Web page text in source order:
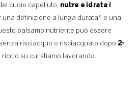
cuoio capelluto, nutre e idrata i
una definizione a lunga durata* e una
balsamo nutriente può essere
risciacquo o risciacquato dopo 2-
riccio su cui stiamo lavorando.